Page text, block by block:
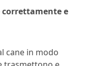
correttamente e
cane in modo